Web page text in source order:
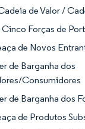
de Valor /
Cinco Forças de
de Novos
de Barganha dos
Consumidores
de Barganha dos
de Produtos